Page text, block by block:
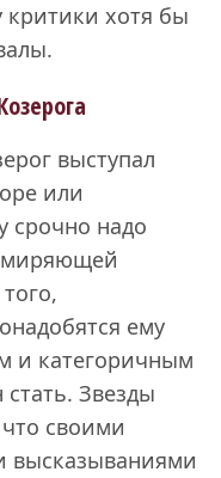
критики хотя бы
выступал
или
срочно надо
ему
и категоричным
стать. Звезды
своими
высказываниями